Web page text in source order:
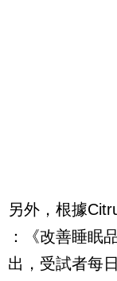
另外，根據
：《改善睡眠
出，受試者每